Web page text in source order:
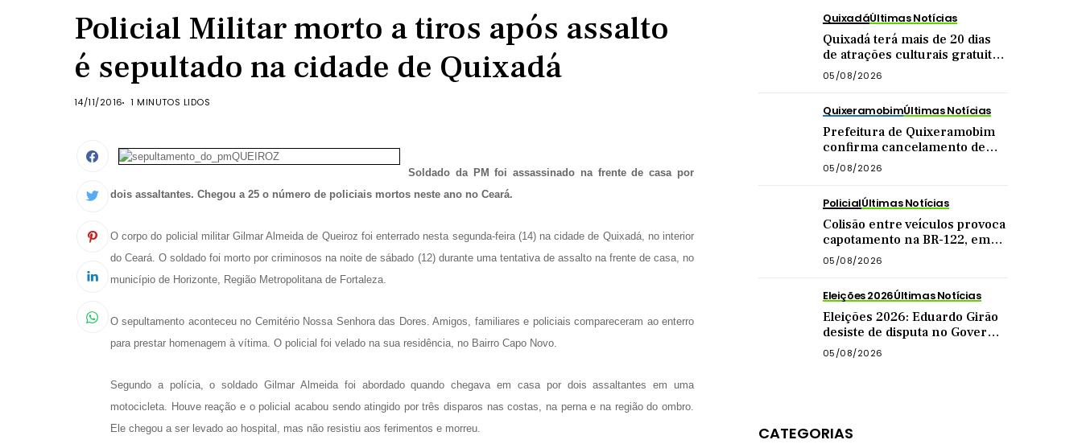
Policial Militar morto a tiros após assalto
é sepultado na cidade de Quixadá
14/11/2016 1 MINUTOS LIDOS
Soldado da PM foi assassinado na frente de casa por
dois assaltantes. Chegou a 25 o número de policiais mortos neste ano no Ceará.
O corpo do policial militar Gilmar Almeida de Queiroz foi enterrado nesta segunda-feira (14) na cidade de Quixadá, no interior
do Ceará. O soldado foi morto por criminosos na noite de sábado (12) durante uma tentativa de assalto na frente de casa, no
município de Horizonte, Região Metropolitana de Fortaleza.
O sepultamento aconteceu no Cemitério Nossa Senhora das Dores. Amigos, familiares e policiais compareceram ao enterro
para prestar homenagem à vítima. O policial foi velado na sua residência, no Bairro Capo Novo.
Segundo a polícia, o soldado Gilmar Almeida foi abordado quando chegava em casa por dois assaltantes em uma
motocicleta. Houve reação e o policial acabou sendo atingido por três disparos nas costas, na perna e na região do ombro.
Ele chegou a ser levado ao hospital, mas não resistiu aos ferimentos e morreu.
QuixadáÚltimas Notícias
Quixadá terá mais de 20 dias
de atrações culturais gratuitas
em agosto
05/08/2026
QuixeramobimÚltimas Notícias
Prefeitura de Quixeramobim
confirma cancelamento de
show da dupla Matheus &
Kauan
05/08/2026
PolicialÚltimas Notícias
Colisão entre veículos provoca
capotamento na BR-122, em
Quixadá
05/08/2026
Eleições 2026Últimas Notícias
Eleições 2026: Eduardo Girão
desiste de disputa no Governo
do Ceará e decide ser vice de
Zema
05/08/2026
CATEGORIAS